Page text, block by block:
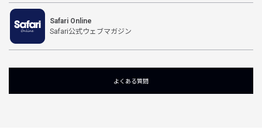
Safari Online
Safari公式ウェブマガジン
よくある質問